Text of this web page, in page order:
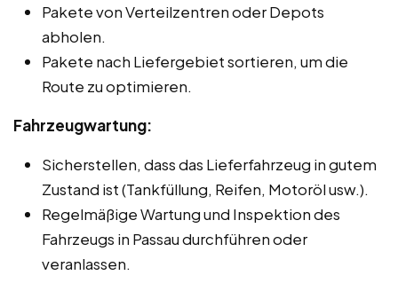
Pakete von Verteilzentren oder Depots
abholen.
Pakete nach Liefergebiet sortieren, um die
Route zu optimieren.
Fahrzeugwartung:
Sicherstellen, dass das Lieferfahrzeug in gutem
Zustand ist (Tankfüllung, Reifen, Motoröl usw.).
Regelmäßige Wartung und Inspektion des
Fahrzeugs in Passau durchführen oder
veranlassen.